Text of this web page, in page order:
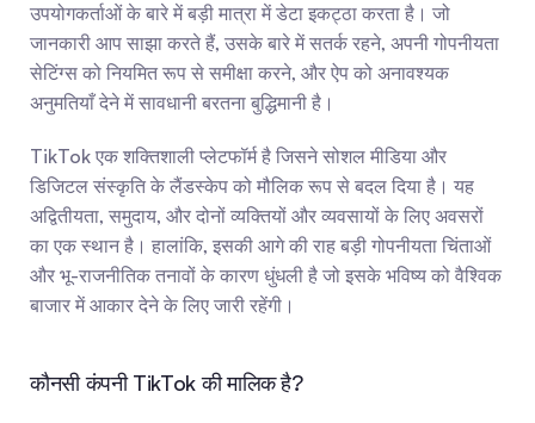
उपयोगकर्ताओं के बारे में बड़ी मात्रा में डेटा इकट्ठा करता है। जो
जानकारी आप साझा करते हैं, उसके बारे में सतर्क रहने, अपनी गोपनीयता
सेटिंग्स को नियमित रूप से समीक्षा करने, और ऐप को अनावश्यक
अनुमतियाँ देने में सावधानी बरतना बुद्धिमानी है।
TikTok एक शक्तिशाली प्लेटफॉर्म है जिसने सोशल मीडिया और
डिजिटल संस्कृति के लैंडस्केप को मौलिक रूप से बदल दिया है। यह
अद्वितीयता, समुदाय, और दोनों व्यक्तियों और व्यवसायों के लिए अवसरों
का एक स्थान है। हालांकि, इसकी आगे की राह बड़ी गोपनीयता चिंताओं
और भू-राजनीतिक तनावों के कारण धुंधली है जो इसके भविष्य को वैश्विक
बाजार में आकार देने के लिए जारी रहेंगी।
कौनसी कंपनी TikTok की मालिक है?